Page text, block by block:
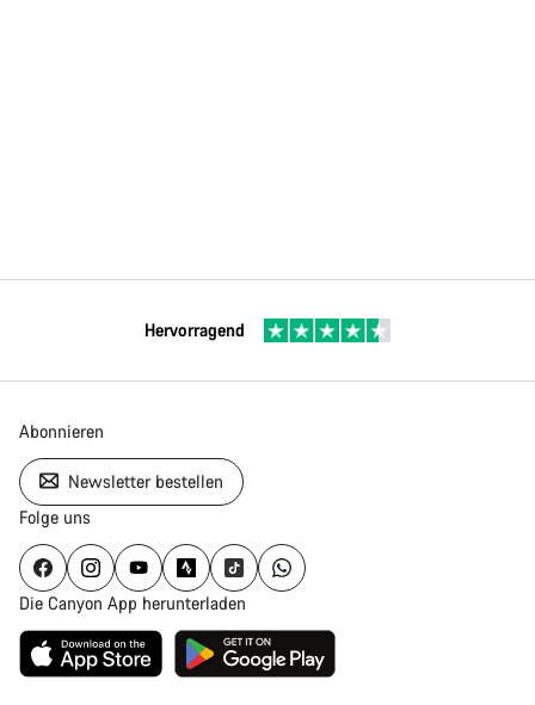
Hervorragend
Abonnieren
Newsletter bestellen
Folge uns
Die Canyon App herunterladen